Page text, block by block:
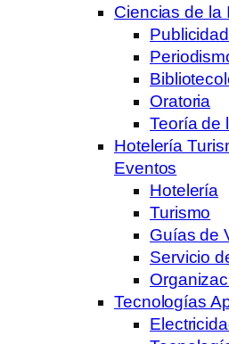
Ciencias de la
Publicidad
Oratoria
Teoría de
Hotelería
Eventos
Hotelería
Turismo
Guías de
Servicio
Tecnologías